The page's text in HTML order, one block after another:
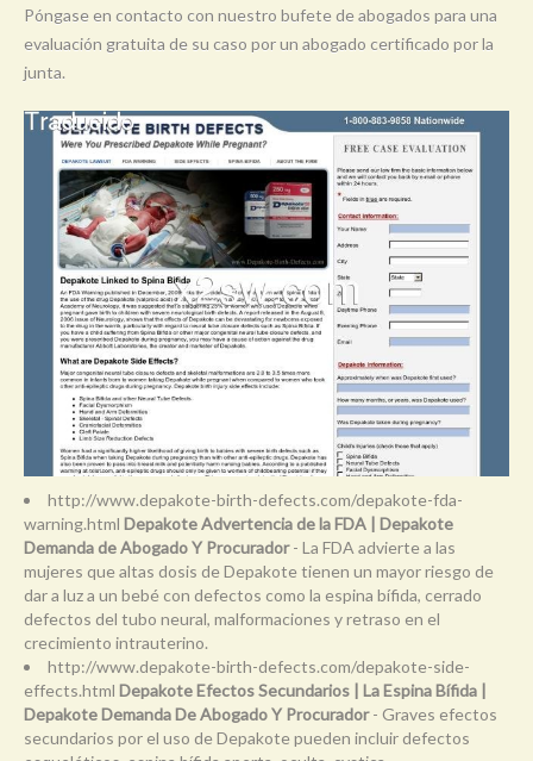
Póngase en contacto con nuestro bufete de abogados para una
evaluación gratuita de su caso por un abogado certificado por la
junta.
http://www.depakote-birth-defects.com/depakote-fda-
warning.html Depakote Advertencia de la FDA | Depakote
Demanda de Abogado Y Procurador- La FDA advierte a las
mujeres que altas dosis de Depakote tienen un mayor riesgo de
dar a luz a un bebé con defectos como la espina bífida, cerrado
defectos del tubo neural, malformaciones y retraso en el
crecimiento intrauterino.
http://www.depakote-birth-defects.com/depakote-side-
effects.html Depakote Efectos Secundarios | La Espina Bífida |
Depakote Demanda De Abogado Y Procurador- Graves efectos
secundarios por el uso de Depakote pueden incluir defectos